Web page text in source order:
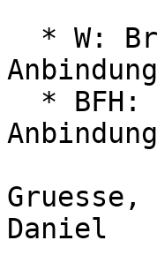
Anbindung
Anbindung
Gruesse,
Daniel